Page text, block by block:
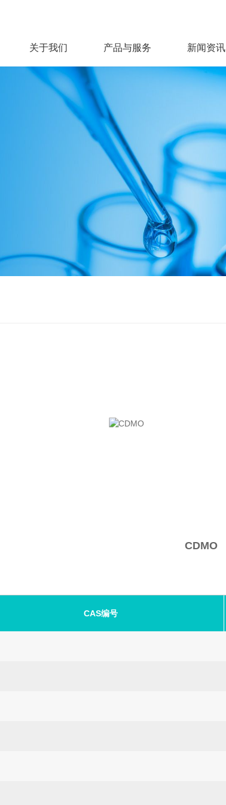
关于我们
公司概况
发展历程
产品与服务
产品中心
研发与开发
新闻资讯
公司动态
行业资讯
实时行情
信息披露
热门职位
校园招聘
CDMO
CAS编号